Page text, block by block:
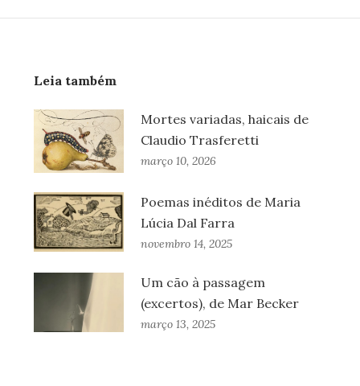
Leia também
Mortes variadas, haicais de
Claudio Trasferetti
março 10, 2026
Poemas inéditos de Maria
Lúcia Dal Farra
novembro 14, 2025
Um cão à passagem
(excertos), de Mar Becker
março 13, 2025